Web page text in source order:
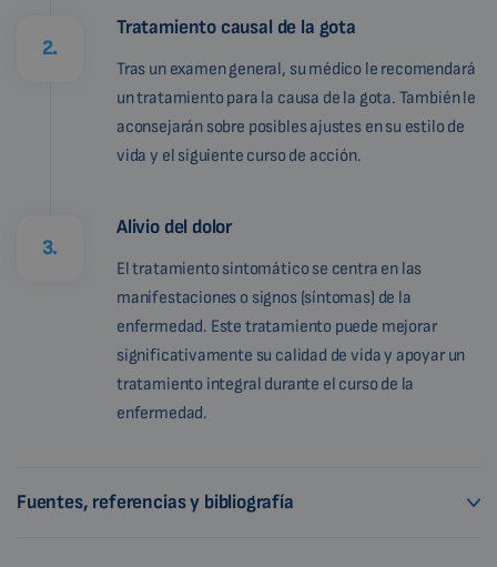
2.
Tratamiento causal de la gota
Tras un examen general, su médico le recomendará
un tratamiento para la causa de la gota. También le
aconsejarán sobre posibles ajustes en su estilo de
vida y el siguiente curso de acción.
3.
Alivio del dolor
El tratamiento sintomático se centra en las
manifestaciones o signos (síntomas) de la
enfermedad. Este tratamiento puede mejorar
significativamente su calidad de vida y apoyar un
tratamiento integral durante el curso de la
enfermedad.
Fuentes, referencias y bibliografía